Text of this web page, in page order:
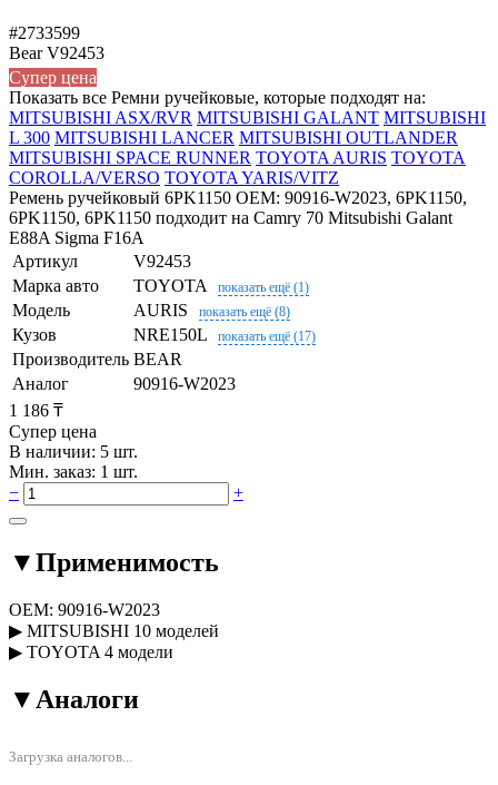
#2733599
Bear V92453
Супер цена
Показать все Ремни ручейковые, которые подходят на:
MITSUBISHI ASX/RVR MITSUBISHI GALANT MITSUBISHI
L 300 MITSUBISHI LANCER MITSUBISHI OUTLANDER
MITSUBISHI SPACE RUNNER TOYOTA AURIS TOYOTA
COROLLA/VERSO TOYOTA YARIS/VITZ
Ремень ручейковый 6PK1150 OEM: 90916-W2023, 6PK1150,
6PK1150, 6PK1150 подходит на Camry 70 Mitsubishi Galant
E88A Sigma F16A
Артикул
V92453
Марка авто
TOYOTA показать ещё (1)
Модель AURIS показать ещё (8)
Кузов NRE150L показать ещё (17)
Производитель BEAR
Аналог
90916-W2023
1 186 ₸
Супер цена
В наличии: 5 шт.
Мин. заказ: 1 шт.
−
+
▼Применимость
OEM: 90916-W2023
▶ MITSUBISHI 10 моделей
▶ TOYOTA 4 модели
▼ Аналоги
Загрузка аналогов...